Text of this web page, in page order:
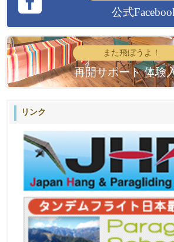
公式
また飛ぼうよ！
再開サポート 体験
リンク